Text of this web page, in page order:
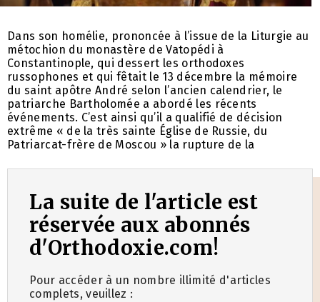
Dans son homélie, prononcée à l’issue de la Liturgie au
métochion du monastère de Vatopédi à
Constantinople, qui dessert les orthodoxes
russophones et qui fêtait le 13 décembre la mémoire
du saint apôtre André selon l’ancien calendrier, le
patriarche Bartholomée a abordé les récents
événements. C’est ainsi qu’il a qualifié de décision
extrême « de la très sainte Église de Russie, du
Patriarcat-frère de Moscou » la rupture de la
La suite de l'article est
réservée aux abonnés
d'Orthodoxie.com!
Pour accéder à un nombre illimité d'articles
complets, veuillez :